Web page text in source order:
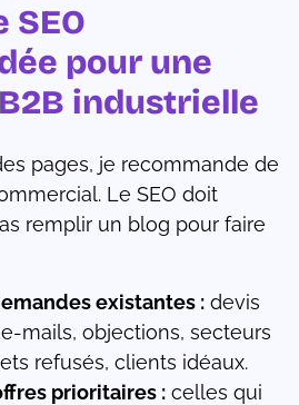
SEO
pour une
industrielle
pages, je recommande de
Le SEO doit
remplir un blog pour faire
existantes : devis
mails, objections, secteurs
refusés, clients idéaux.
prioritaires : celles qui